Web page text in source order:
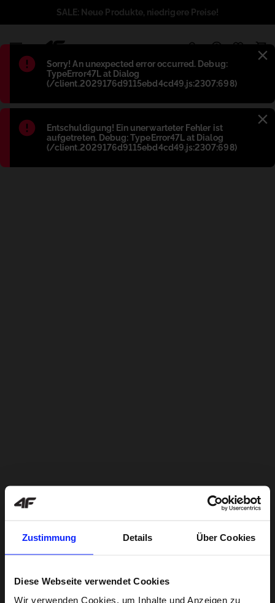
Zustimmung Details Über Cookies
Diese Webseite verwendet Cookies
Wir verwenden Cookies, um Inhalte und Anzeigen zu
Błąd:
Sorry! An unexpected error occurred. Debug:
TypeError47L at Dialog
(/client.2029176d9115ebd4cd49.js:2307:698)
Błąd:
Entschuldigung! Ein unerwarteter Fehler ist
aufgetreten. Debug: TypeError47L at Dialog
(/client.2029176d9115ebd4cd49.js:2307:698)
SALE: Neue Produkte, niedrigere Preise!